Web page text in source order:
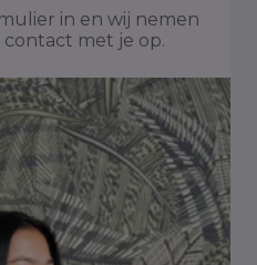
in en wij nemen
met je op.